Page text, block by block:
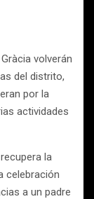
volverán
del distrito,
por la
actividades
la
celebración
a un padre